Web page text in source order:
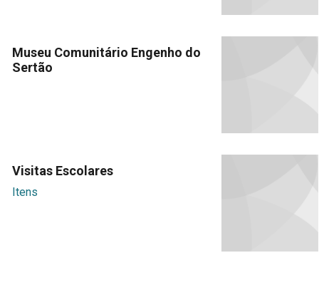
Museu Comunitário Engenho do
Sertão
Visitas Escolares
Itens